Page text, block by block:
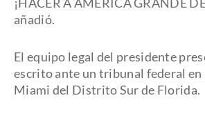
añadió.
El equipo legal del presidente
escrito ante un tribunal federal
Miami del Distrito Sur de Florida.